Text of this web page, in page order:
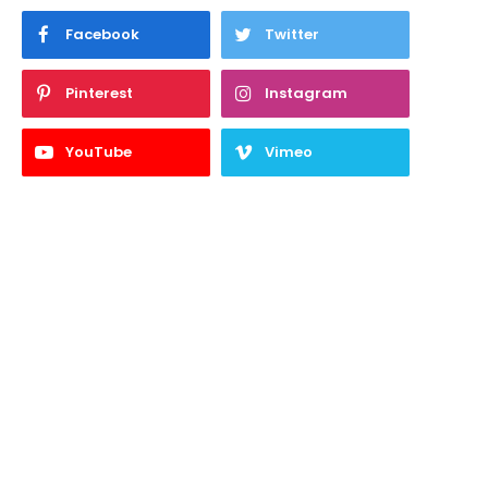
Facebook Twitter
Pinterest Instagram
YouTube Vimeo